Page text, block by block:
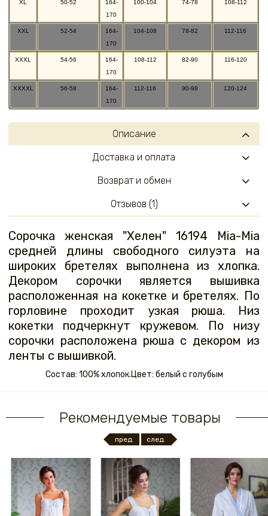
XL 50-52
164-
170
100-104 74-78 108-112
XXL 52-54
164-
170
104-108 78-82 112-116
XXXL 54-56
164-
170
108-112 82-90 116-120
XXXXL 56-58
164-
170
112-116 90-98 120-124
Описание
Сорочка женская "Хелен" 16194 Mia-Mia
средней длины свободного силуэта на
широких бретелях выполнена из хлопка.
Декором сорочки является вышивка
расположенная на кокетке и бретелях. По
горловине проходит узкая рюша. Низ
кокетки подчеркнут кружевом. По низу
сорочки расположена рюша с декором из
ленты с вышивкой.
Состав: 100% хлопок.Цвет: белый с голубым
Доставка и оплата
Возврат и обмен
Отзывов (1)
Рекомендуемые товары
пред. след.